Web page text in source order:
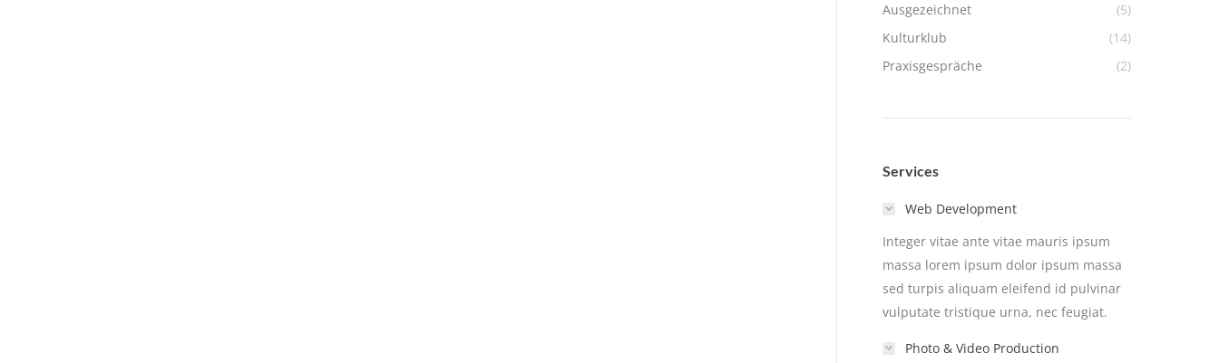
Ausgezeichnet
(5)
Kulturklub
(14)
Praxisgespräche
(2)
Services
Web Development
Integer vitae ante vitae mauris ipsum
massa lorem ipsum dolor ipsum massa
sed turpis aliquam eleifend id pulvinar
vulputate tristique urna, nec feugiat.
Photo & Video Production